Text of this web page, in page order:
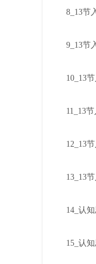
8_13节
9_13节
10_13
11_13
12_13
13_13
14_认
15_认